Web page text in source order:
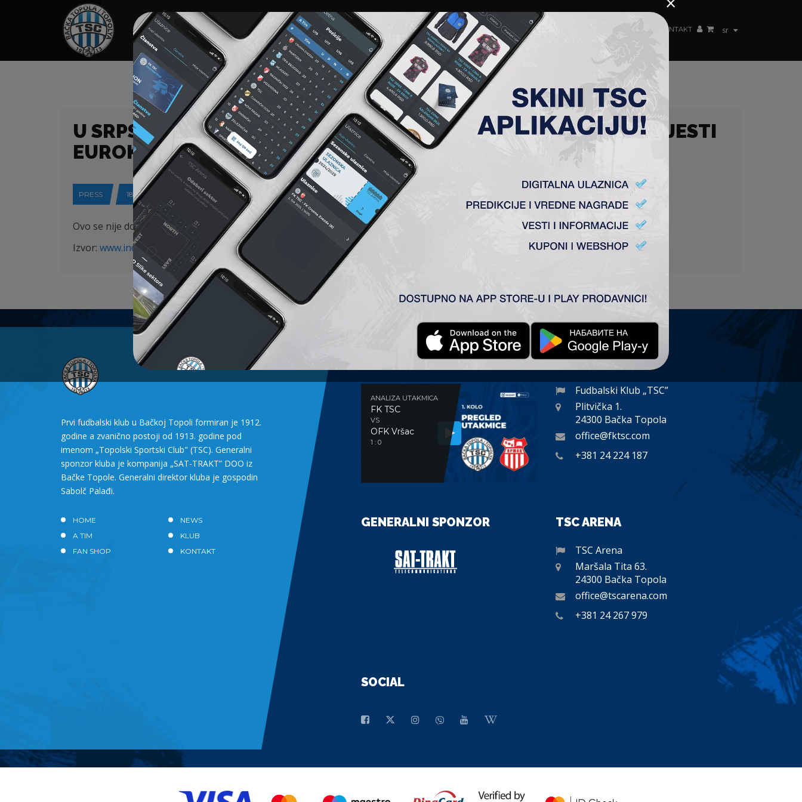
sr
HOME SPONZORI NEWS GALERIJE A TIM ČLANSTVO AKREDITACIJE KLUB AKADEMIJA ŽENSKI TIM KONTAKT
U SRPSKOM GRADIĆU ODIGRANA JE NAJLUĐA UTAKMICA U POVIJESTI
EUROKUPOVA.
PRESS 18-09-2020
Ovo se nije dogodilo u 24 tisuće utakmica eurokupova
Izvor: www.index.hr
Prvi fudbalski klub u Bačkoj Topoli formiran je 1912.
godine a zvanično postoji od 1913. godine pod
imenom „Topolski Sportski Club" (TSC). Generalni
sponzor kluba je kompanija „SAT-TRAKT” DOO iz
Bačke Topole. Generalni direktor kluba je gospodin
Sabolč Palađi.
HOME
NEWS
A TIM
KLUB
FAN SHOP
KONTAKT
ANALIZA UTAKMICE
ANALIZA UTAKMICA
FK TSC
VS
OFK Vršac
1 : 0
KONTAKT
Fudbalski Klub „TSC”
Plitvička 1.
24300 Bačka Topola
office@fktsc.com
+381 24 224 187
GENERALNI SPONZOR TSC ARENA
TSC Arena
Maršala Tita 63.
24300 Bačka Topola
office@tscarena.com
+381 24 267 979
SOCIAL